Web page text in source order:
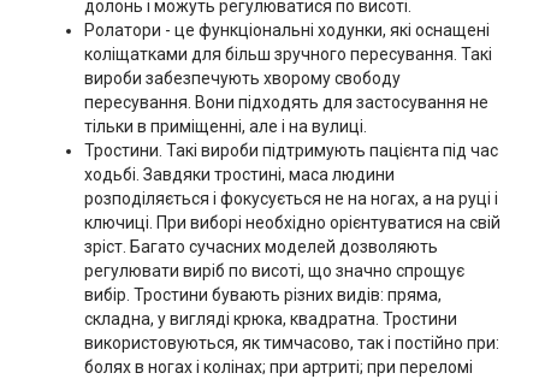
долонь і можуть регулюватися по висоті.
Ролатори - це функціональні ходунки, які оснащені
коліщатками для більш зручного пересування. Такі
вироби забезпечують хворому свободу
пересування. Вони підходять для застосування не
тільки в приміщенні, але і на вулиці.
Тростини. Такі вироби підтримують пацієнта під час
ходьбі. Завдяки тростині, маса людини
розподіляється і фокусується не на ногах, а на руці і
ключиці. При виборі необхідно орієнтуватися на свій
зріст. Багато сучасних моделей дозволяють
регулювати виріб по висоті, що значно спрощує
вибір. Тростини бувають різних видів: пряма,
складна, у вигляді крюка, квадратна. Тростини
використовуються, як тимчасово, так і постійно при:
болях в ногах і колінах; при артриті; при переломі